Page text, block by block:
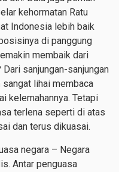
kehormatan Ratu
Indonesia lebih baik
di panggung
membaik dari
sanjungan-sanjungan
sangat lihai membaca
kelemahannya. Tetapi
terlena seperti di atas
dan terus dikuasai.
negara – Negara
Antar penguasa